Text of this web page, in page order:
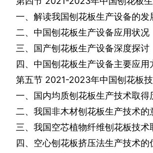
一、解读我国刨花板生产设备的发
二、中国刨花板生产设备应用状况
三、国产刨花板生产设备深度探讨
四、中国刨花板生产设备主要应用
第五节 2021-2023年中国刨花板
一、国内均质刨花板生产技术取得
二、我国非木材刨花板生产技术的
三、我国空芯植物纤维刨花板技术
四、空心刨花板挤压法生产技术的